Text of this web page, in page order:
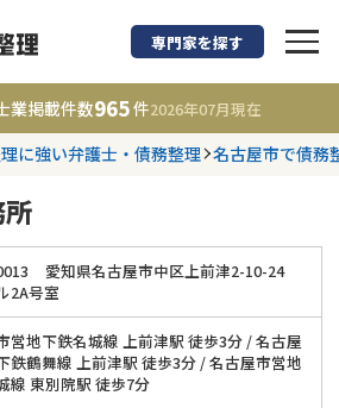
債務整理に強い弁
都道府県を選択
更新日 :2026年07月31日
相談内容で探す
借金返済相談・交渉
費用相場
専門家を探す
業掲載件数965件2026年07月現在
に強い弁護士・債務整理 名古屋市で債務
愛知県名古屋市中区上前津2-10-24
2A号室
営地下鉄名城線 上前津駅 徒歩3分 / 名古屋
鉄鶴舞線 上前津駅 徒歩3分 / 名古屋市営地
線 東別院駅 徒歩7分